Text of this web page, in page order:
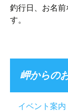
釣行日、お名
す。
岬からの
イベント案内